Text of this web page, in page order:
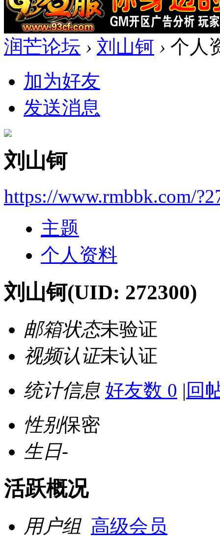
润芒论坛 › 刘山钶 › 个人
加为好友
发送消息
刘山钶
https://www.rmbbk.com/
主题
个人资料
刘山钶(UID: 272300)
邮箱状态未验证
视频认证未认证
统计信息 好友数 0 | 回
性别保密
生日-
活跃概况
用户组 高级会员